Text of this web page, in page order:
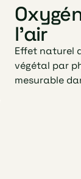
l'air
Effet naturel
végétal par
mesurable